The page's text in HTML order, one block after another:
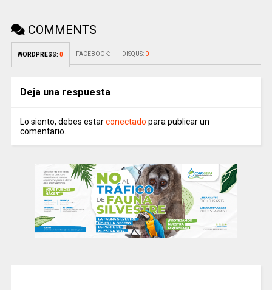
COMMENTS
WORDPRESS: 0 FACEBOOK: DISQUS: 0
Deja una respuesta
Lo siento, debes estarconectado para publicar un
comentario.